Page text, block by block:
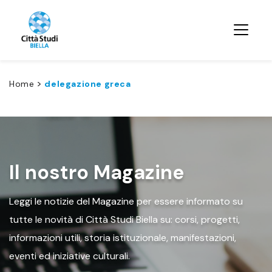
Home > delegazione greca
Il nostro Magazine
Leggi le notizie del Magazine per essere informato su
tutte le novità di Città Studi Biella su: corsi, progetti,
informazioni utili, storia istituzionale, manifestazioni,
eventi ed iniziative culturali.